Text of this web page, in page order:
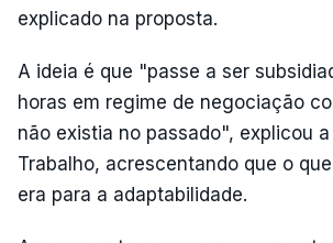
explicado na proposta.
A ideia é que "passe a ser
horas em regime de negociação
não existia no passado", explicou
Trabalho, acrescentando que o
era para a adaptabilidade.